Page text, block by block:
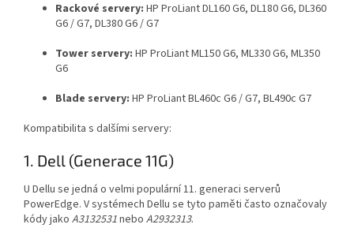
Rackové servery: HP ProLiant DL160 G6, DL180 G6, DL360
G6 / G7, DL380 G6 / G7
Tower servery: HP ProLiant ML150 G6, ML330 G6, ML350
G6
Blade servery: HP ProLiant BL460c G6 / G7, BL490c G7
Kompatibilita s dalšími servery:
1. Dell (Generace 11G)
U Dellu se jedná o velmi populární 11. generaci serverů
PowerEdge. V systémech Dellu se tyto paměti často označovaly
kódy jako A3132531nebo A2932313.